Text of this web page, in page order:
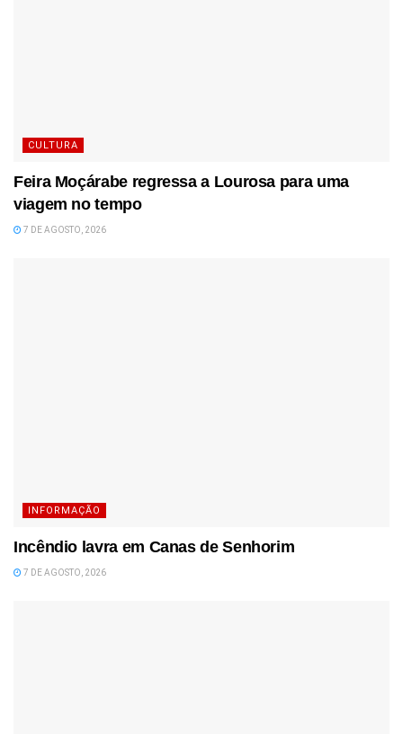
CULTURA
Feira Moçárabe regressa a Lourosa para uma
viagem no tempo
7 DE AGOSTO, 2026
INFORMAÇÃO
Incêndio lavra em Canas de Senhorim
7 DE AGOSTO, 2026